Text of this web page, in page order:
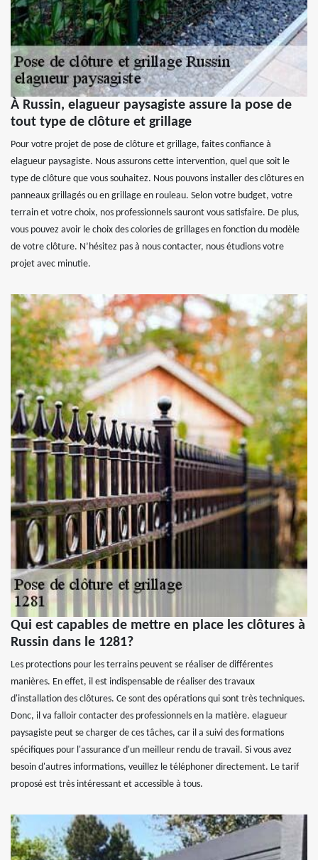
À Russin, elagueur paysagiste assure la pose de
tout type de clôture et grillage
Pour votre projet de pose de clôture et grillage, faites confiance à
elagueur paysagiste. Nous assurons cette intervention, quel que soit le
type de clôture que vous souhaitez. Nous pouvons installer des clôtures en
panneaux grillagés ou en grillage en rouleau. Selon votre budget, votre
terrain et votre choix, nos professionnels sauront vous satisfaire. De plus,
vous pouvez avoir le choix des colories de grillages en fonction du modèle
de votre clôture. N’hésitez pas à nous contacter, nous étudions votre
projet avec minutie.
Qui est capables de mettre en place les clôtures à
Russin dans le 1281?
Les protections pour les terrains peuvent se réaliser de différentes
manières. En effet, il est indispensable de réaliser des travaux
d'installation des clôtures. Ce sont des opérations qui sont très techniques.
Donc, il va falloir contacter des professionnels en la matière. elagueur
paysagiste peut se charger de ces tâches, car il a suivi des formations
spécifiques pour l'assurance d'un meilleur rendu de travail. Si vous avez
besoin d'autres informations, veuillez le téléphoner directement. Le tarif
proposé est très intéressant et accessible à tous.